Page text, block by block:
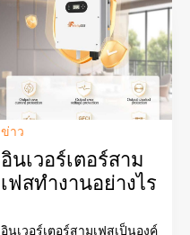
ข่าว
อินเวอร์เตอร์สาม
เฟสทำงานอย่างไร
อินเวอร์เตอร์สามเฟสเป็นองค์